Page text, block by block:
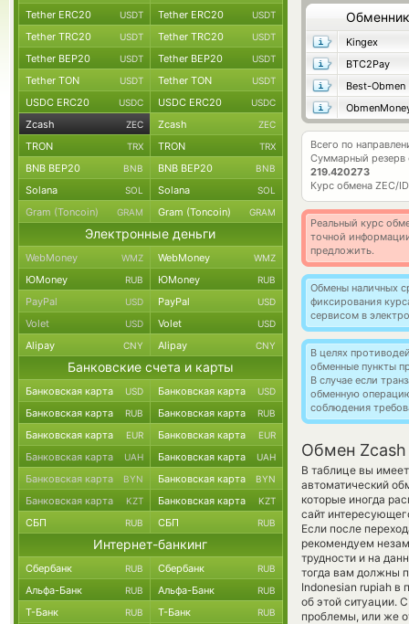
Обменник
Kingex
BTC2Pay
Best-Obmen
Всего по
Суммарный резерв
219.420273
Курс обмена ZEC/
Реальный курс
точной
предложить.
Обмены наличных
фиксирования
сервисом в
В целях
обменные пункты
В случае если
обменную
соблюдения
Обмен Zcash
В таблице вы
автоматический
которые иногда
сайт
Если после
рекомендуем
трудности и на
тогда вам должны
Indonesian rupiah в
об этой ситуации.
проблемы, или же
Tether ERC20 USDT Tether ERC20 USDT
Tether TRC20 USDT Tether TRC20 USDT
Tether BEP20 USDT Tether BEP20 USDT
Tether TON USDT Tether TON USDT
USDC ERC20 USDC USDC ERC20 USDC
Zcash ZEC Zcash ZEC
TRON TRX TRON TRX
BNB BEP20 BNB BNB BEP20 BNB
Solana SOL Solana SOL
Gram (Toncoin) GRAM Gram (Toncoin) GRAM
Электронные деньги
WebMoney WMZ WebMoney WMZ
ЮMoney RUB ЮMoney RUB
PayPal USD PayPal USD
Volet USD Volet USD
Alipay CNY Alipay CNY
Банковские счета и карты
Банковская карта USD Банковская карта USD
Банковская карта RUB Банковская карта RUB
Банковская карта EUR Банковская карта EUR
Банковская карта UAH Банковская карта UAH
Банковская карта BYN Банковская карта BYN
Банковская карта KZT Банковская карта KZT
СБП RUB СБП RUB
Интернет-банкинг
Сбербанк RUB Сбербанк RUB
Альфа-Банк RUB Альфа-Банк RUB
Т-Банк RUB Т-Банк RUB